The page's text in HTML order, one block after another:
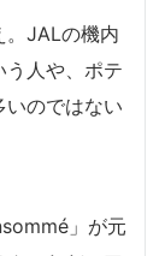
。JALの機内
う人や、ポテ
いのではない
」が元